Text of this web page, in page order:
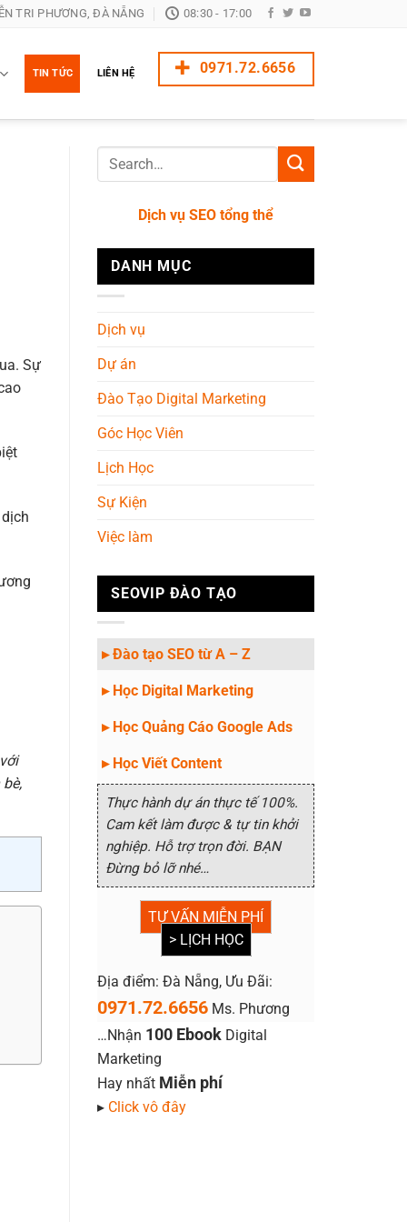
TRI PHƯƠNG, ĐÀ NẴNG 08:30 - 17:00
TIN TỨC LIÊN HỆ 0971.72.6656
Sự
Dịch vụ SEO tổng thể
DANH MỤC
Dịch vụ
Dự án
Đào Tạo Digital Marketing
Góc Học Viên
Lịch Học
Sự Kiện
Việc làm
SEOVIP ĐÀO TẠO
▸ Đào tạo SEO từ A – Z
▸ Học Digital Marketing
▸ Học Quảng Cáo Google Ads
▸ Học Viết Content
Thực hành dự án thực tế 100%.
Cam kết làm được & tự tin khởi
nghiệp. Hỗ trợ trọn đời. BẠN
Đừng bỏ lỡ nhé…
TƯ VẤN MIỄN PHÍ
> LỊCH HỌC
Địa điểm: Đà Nẵng, Ưu Đãi:
0971.72.6656 Ms. Phương
…Nhận 100 Ebook Digital
Marketing
Hay nhất Miễn phí
▸ Click vô đây